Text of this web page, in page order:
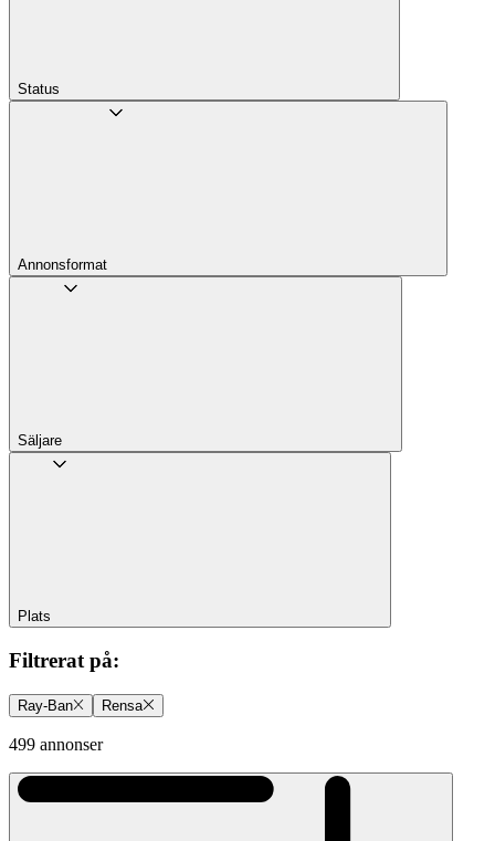
Status
Annons­format
Säljare
Plats
Filtrerat på:
Ray-Ban Rensa
499 annonser